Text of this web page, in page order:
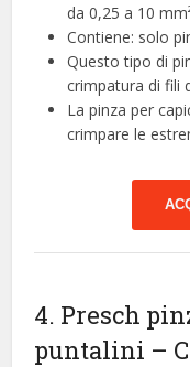
da 0,25 a 10
Contiene: solo
Questo tipo di
crimpatura di fili
La pinza per
crimpare le
4. Presch
puntalini –